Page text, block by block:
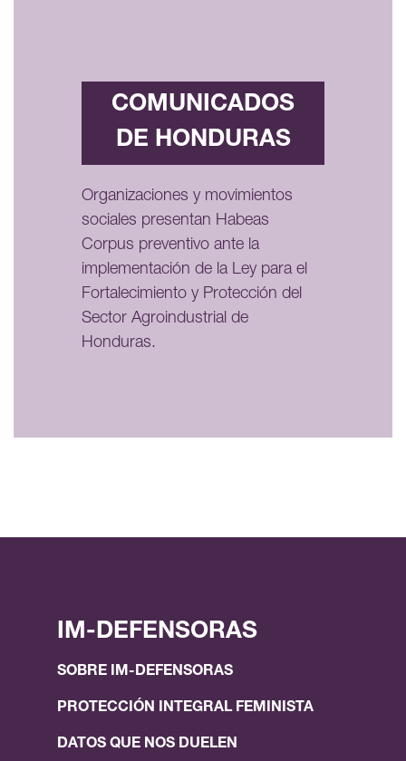
COMUNICADOS
DE HONDURAS
Organizaciones y movimientos
sociales presentan Habeas
Corpus preventivo ante la
implementación de la Ley para el
Fortalecimiento y Protección del
Sector Agroindustrial de
Honduras.
IM-DEFENSORAS
SOBRE IM-DEFENSORAS
PROTECCIÓN INTEGRAL FEMINISTA
DATOS QUE NOS DUELEN